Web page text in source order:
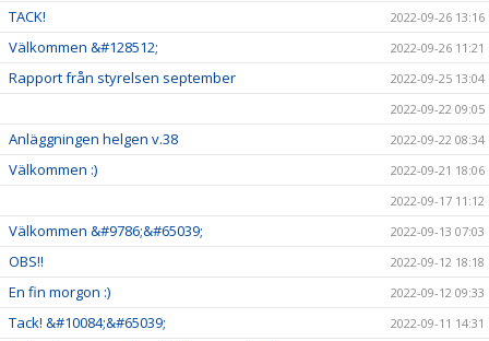
TACK! 2022-09-26 13:16
Välkommen &#128512; 2022-09-26 11:21
Rapport från styrelsen september
2022-09-25 13:04
2022-09-22 09:05
Anläggningen helgen v.38 2022-09-22 08:34
Välkommen :)
2022-09-21 18:06
2022-09-17 11:12
Välkommen &#9786;&#65039; 2022-09-13 07:03
OBS!! 2022-09-12 18:18
En fin morgon :) 2022-09-12 09:33
Tack! &#10084;&#65039; 2022-09-11 14:31